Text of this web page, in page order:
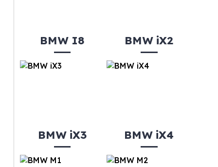
BMW I8 BMW iX2
BMW iX3 BMW iX4